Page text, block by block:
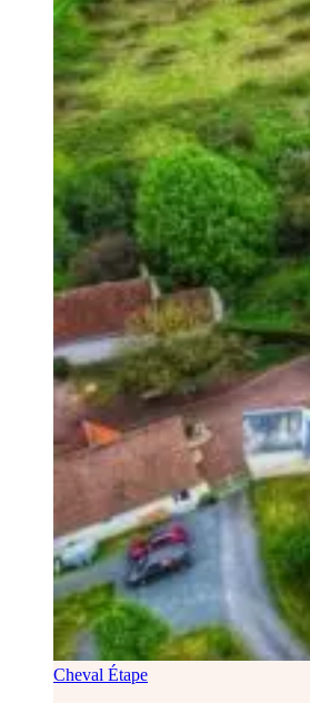
Cheval Étape